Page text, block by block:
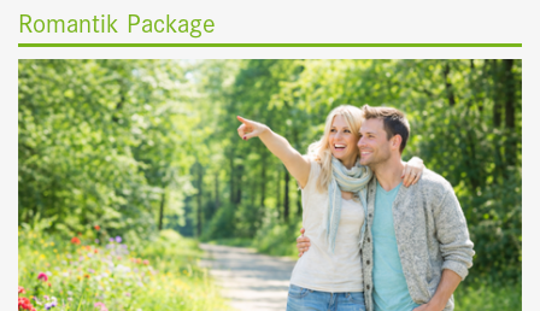
Romantik Package